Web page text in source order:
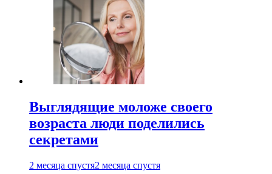
Выглядящие моложе своего
возраста люди поделились
секретами
2 месяца спустя2 месяца спустя